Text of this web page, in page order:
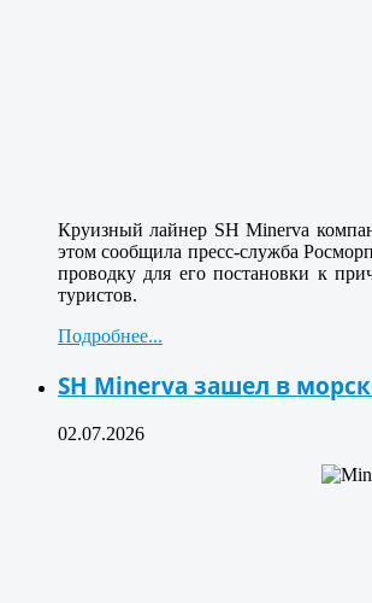
Круизный лайнер SH Minerva
этом сообщила пресс-служба
проводку для его постановки к
туристов.
Подробнее...
SH Minerva зашел в
02.07.2026